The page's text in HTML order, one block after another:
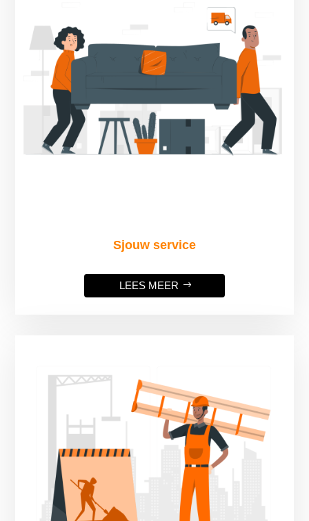
Sjouw service
LEES MEER